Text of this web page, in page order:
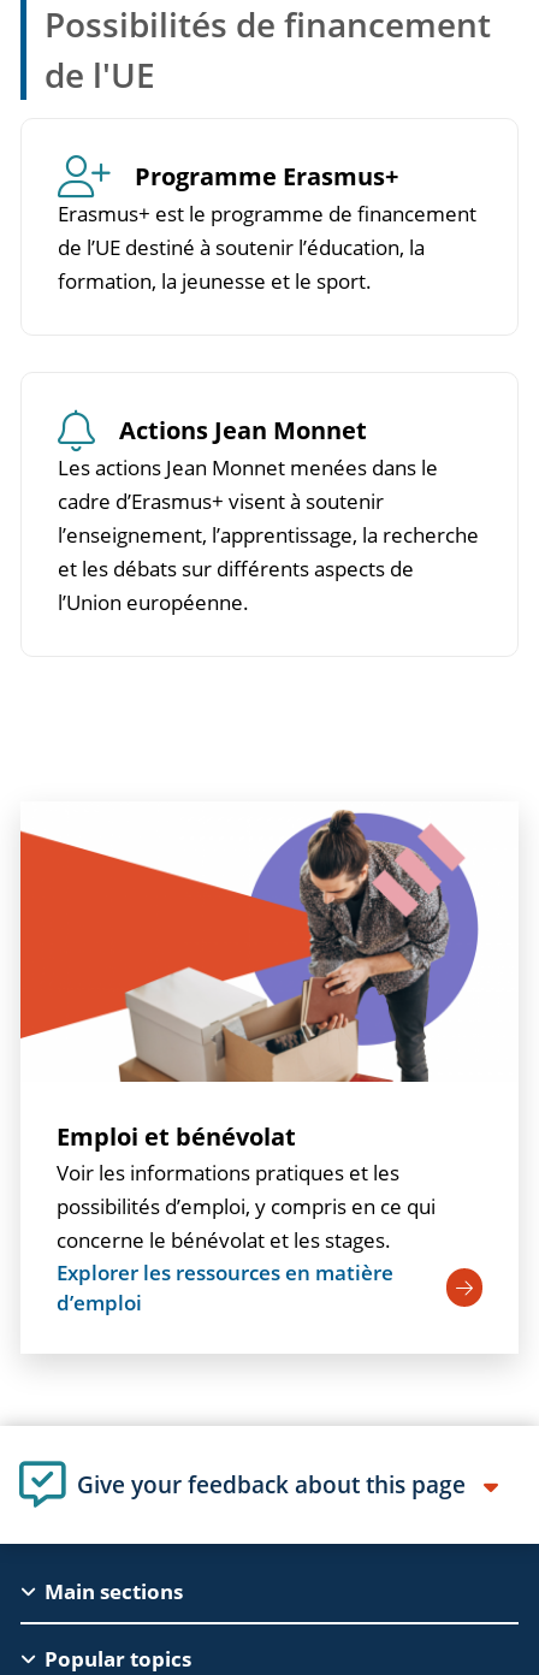
Possibilités de financement
de l'UE
Programme Erasmus+
Erasmus+ est le programme de financement
de l’UE destiné à soutenir l’éducation, la
formation, la jeunesse et le sport.
Actions Jean Monnet
Les actions Jean Monnet menées dans le
cadre d’Erasmus+ visent à soutenir
l’enseignement, l’apprentissage, la recherche
et les débats sur différents aspects de
l’Union européenne.
Emploi et bénévolat
Voir les informations pratiques et les
possibilités d’emploi, y compris en ce qui
concerne le bénévolat et les stages.
Explorer les ressources en matière
d’emploi
Give your feedback about this page
EAC
Footer
Main sections
Popular topics